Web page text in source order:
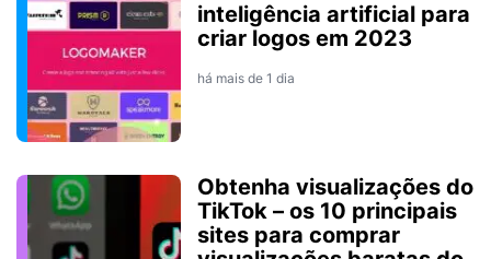
inteligência artificial para
criar logos em 2023
há mais de 1 dia
Obtenha visualizações do
TikTok – os 10 principais
sites para comprar